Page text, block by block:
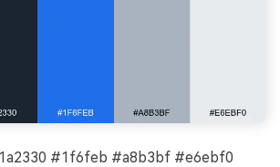
#1f6feb #a8b3bf #e6ebf0